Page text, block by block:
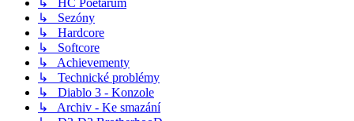
↳ HC Poetarum
↳ Sezóny
↳ Hardcore
↳ Softcore
↳ Achievementy
↳ Technické problémy
↳ Diablo 3 - Konzole
↳ Archiv - Ke smazání